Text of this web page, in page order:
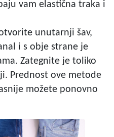
vam elastična traka i
unutarnji šav,
i s obje strane je
Zategnite je toliko
Prednost ove metode
možete ponovno